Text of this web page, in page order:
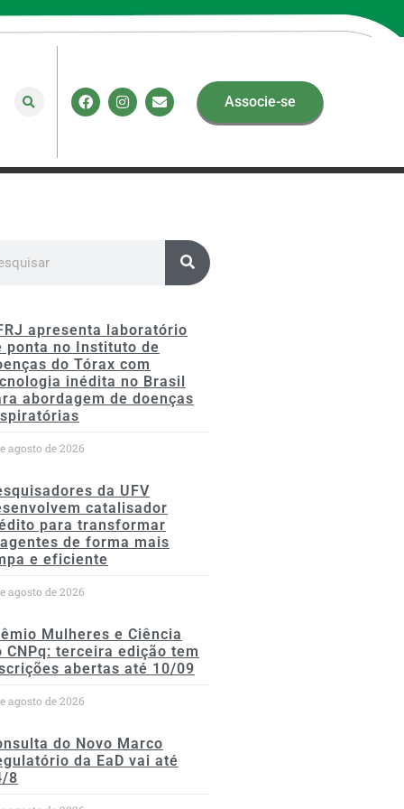
Associe-se
apresenta laboratório
ponta no Instituto de
do Tórax com
inédita no Brasil
abordagem de doenças
agosto de 2026
da UFV
catalisador
para transformar
de forma mais
e eficiente
agosto de 2026
Mulheres e Ciência
CNPq: terceira edição tem
abertas até 10/09
agosto de 2026
do Novo Marco
da EaD vai até
8